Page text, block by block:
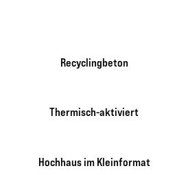
Recyclingbeton
Thermisch-aktiviert
Hochhaus im Kleinformat